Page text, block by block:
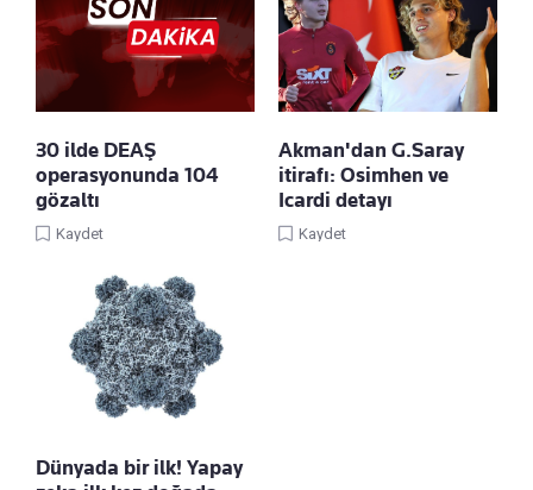
30 ilde DEAŞ
operasyonunda 104
gözaltı
Kaydet
Akman'dan G.Saray
itirafı: Osimhen ve
Icardi detayı
Kaydet
Dünyada bir ilk! Yapay